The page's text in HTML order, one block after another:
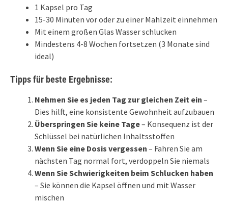
1 Kapsel pro Tag
15-30 Minuten vor oder zu einer Mahlzeit einnehmen
Mit einem großen Glas Wasser schlucken
Mindestens 4-8 Wochen fortsetzen (3 Monate sind
ideal)
Tipps für beste Ergebnisse:
Nehmen Sie es jeden Tag zur gleichen Zeit ein –
Dies hilft, eine konsistente Gewohnheit aufzubauen
Überspringen Sie keine Tage– Konsequenz ist der
Schlüssel bei natürlichen Inhaltsstoffen
Wenn Sie eine Dosis vergessen – Fahren Sie am
nächsten Tag normal fort, verdoppeln Sie niemals
Wenn Sie Schwierigkeiten beim Schlucken haben
– Sie können die Kapsel öffnen und mit Wasser
mischen